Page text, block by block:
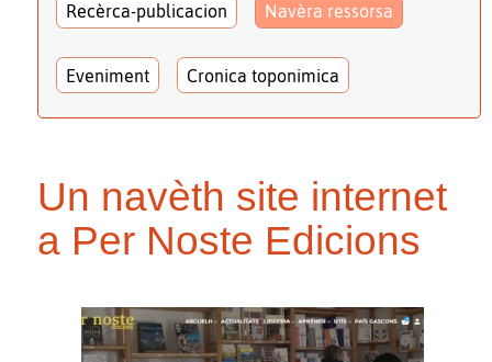
Recèrca-publicacion Navèra ressorsa
Eveniment Cronica toponimica
Un navèth site internet
a Per Noste Edicions